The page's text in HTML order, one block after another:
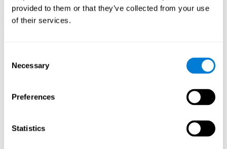
provided to them or that they’ve collected from your use
of their services.
Selection
Necessary
Preferences
Statistics
样？
样，如果不正常使用认知能力，那么大脑不会为这种神经激活模
式提供资源，因此会变得越来越虚弱。 这使我们无法使用这种认